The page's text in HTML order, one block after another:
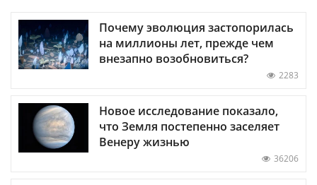
Почему эволюция застопорилась
на миллионы лет, прежде чем
внезапно возобновиться?
2283
Новое исследование показало,
что Земля постепенно заселяет
Венеру жизнью
36206